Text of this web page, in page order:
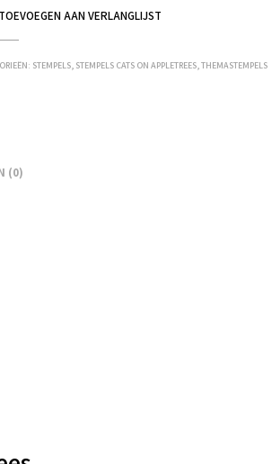
TOEVOEGEN AAN VERLANGLIJST
STEMPELS, STEMPELS CATS ON APPLETREES,THEMASTEMPELS
(0)